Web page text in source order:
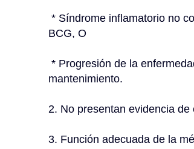
BCG, O
mantenimiento.
2. No presentan evidencia
3. Función adecuada de la